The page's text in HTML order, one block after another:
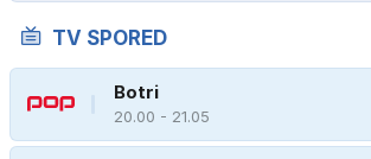
TV SPORED
Botri
20.00 - 21.05